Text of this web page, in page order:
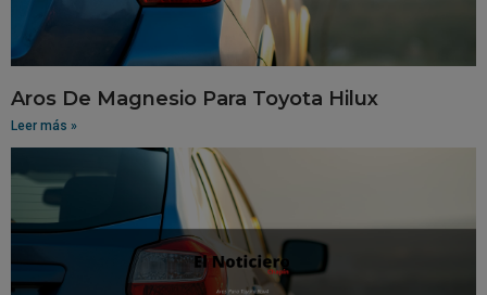
Aros De Magnesio Para Toyota Hilux
Leer más »